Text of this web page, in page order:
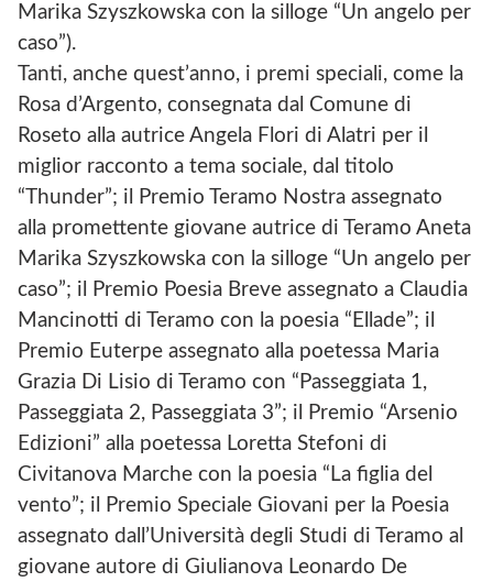
Marika Szyszkowska con la silloge “Un angelo per
caso”).
Tanti, anche quest’anno, i premi speciali, come la
Rosa d’Argento, consegnata dal Comune di
Roseto alla autrice Angela Flori di Alatri per il
miglior racconto a tema sociale, dal titolo
“Thunder”; il Premio Teramo Nostra assegnato
alla promettente giovane autrice di Teramo Aneta
Marika Szyszkowska con la silloge “Un angelo per
caso”; il Premio Poesia Breve assegnato a Claudia
Mancinotti di Teramo con la poesia “Ellade”; il
Premio Euterpe assegnato alla poetessa Maria
Grazia Di Lisio di Teramo con “Passeggiata 1,
Passeggiata 2, Passeggiata 3”; il Premio “Arsenio
Edizioni” alla poetessa Loretta Stefoni di
Civitanova Marche con la poesia “La figlia del
vento”; il Premio Speciale Giovani per la Poesia
assegnato dall’Università degli Studi di Teramo al
giovane autore di Giulianova Leonardo De